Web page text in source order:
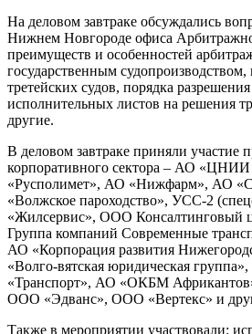
На деловом завтраке обсуждались
Нижнем Новгороде офиса
преимуществ и особенностей
государственным
третейских судов, порядка
исполнительных листов на решения
другие.
В деловом завтраке приняли участие
корпоративного сектора – АО
«Русполимет», АО «Нижфарм», АО
«Волжское пароходство», УСС-2
«Жилсервис», ООО
Группа компаний Современные
АО «Корпорация развития
«Волго-вятская юридическая
«Транспорт», АО «ОКБМ
ООО «Эдванс», ООО «Вертекс» и
Также в мероприятии участвовали: